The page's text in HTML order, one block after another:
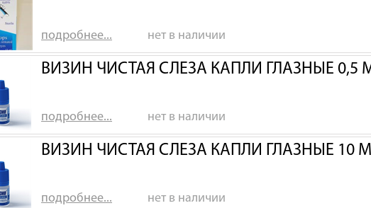
подробнее... нет в наличии
ВИЗИН ЧИСТАЯ СЛЕЗА КАПЛИ ГЛАЗНЫЕ 0,5
подробнее... нет в наличии
ВИЗИН ЧИСТАЯ СЛЕЗА КАПЛИ ГЛАЗНЫЕ 10
подробнее... нет в наличии